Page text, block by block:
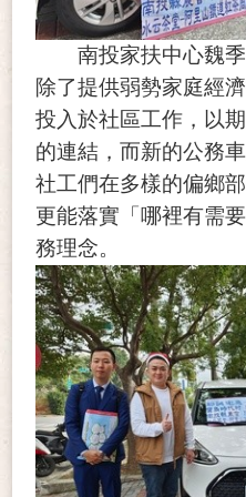
南投家扶中心魏季
除了提供弱勢家庭經
投入於社區工作，以
的連結，而新的公務
社工們在多樣的偏鄉
更能落實「哪裡有需
務理念。